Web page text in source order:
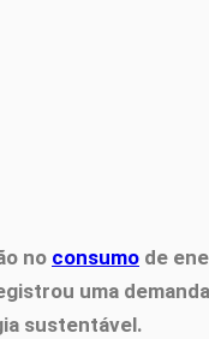
no consumo de
uma
sustentável.